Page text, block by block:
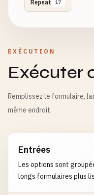
Repeat 17
EXÉCUTION
Exécuter
Remplissez le formulaire,
même endroit.
Entrées
Les options sont
longs formulaires plus